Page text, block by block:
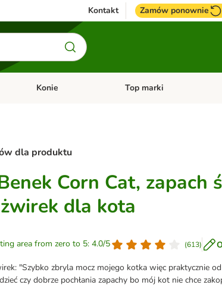
Kontakt Zamów ponownie
Akwarystyka
Otwórz menu kategorii: Ptaki
Konie Otwórz menu kategorii: Konie
Top marki
dla produktu
Corn Cat, zapach
dla kota
area from zero to 5: 4.0/5 (613)
"Szybko zbryla mocz mojego kotka więc praktycznie
czy dobrze pochłania zapachy bo mój kot nie chce